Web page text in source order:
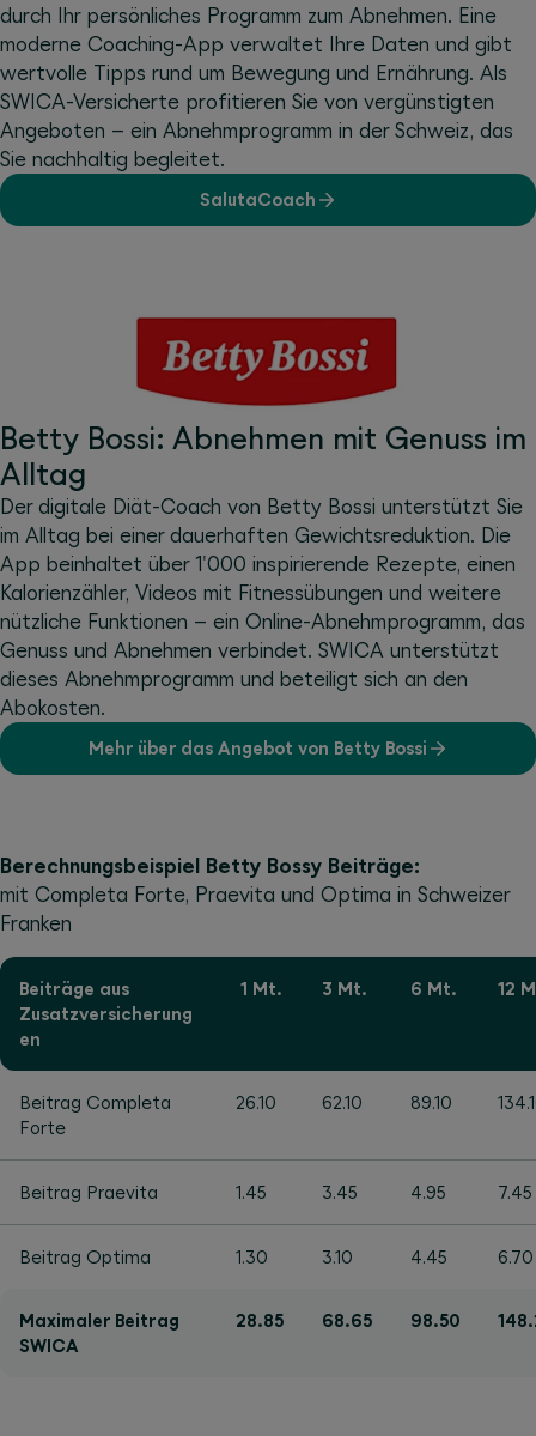
durch Ihr persönliches Programm zum Abnehmen. Eine
moderne Coaching-App verwaltet Ihre Daten und gibt
wertvolle Tipps rund um Bewegung und Ernährung. Als
SWICA-Versicherte profitieren Sie von vergünstigten
Angeboten – ein Abnehmprogramm in der Schweiz, das
Sie nachhaltig begleitet.
SalutaCoach
Betty Bossi: Abnehmen mit Genuss im
Alltag
Der digitale Diät-Coach von Betty Bossi unterstützt Sie
im Alltag bei einer dauerhaften Gewichtsreduktion. Die
App beinhaltet über 1'000 inspirierende Rezepte, einen
Kalorienzähler, Videos mit Fitnessübungen und weitere
nützliche Funktionen – ein Online-Abnehmprogramm, das
Genuss und Abnehmen verbindet. SWICA unterstützt
dieses Abnehmprogramm und beteiligt sich an den
Abokosten.
Mehr über das Angebot von Betty Bossi
Berechnungsbeispiel Betty Bossy Beiträge:
mit Completa Forte, Praevita und Optima in Schweizer
Franken
Beiträge aus
Zusatzversicherung
en
1 Mt. 3 Mt. 6 Mt. 12
Beitrag Completa
Forte
26.10 62.10 89.10
Beitrag Praevita 1.45 3.45 4.95 7.45
Beitrag Optima 1.30 3.10 4.45 6.70
Maximaler Beitrag
SWICA
28.85 68.65 98.50